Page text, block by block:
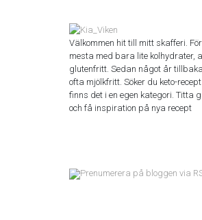
Välkommen hit till mitt skafferi.
mesta med bara lite kolhydrater,
glutenfritt. Sedan något år
ofta mjölkfritt. Söker du keto-
finns det i en egen kategori. Titta
och få inspiration på nya recept
Prenumerera på bloggen via